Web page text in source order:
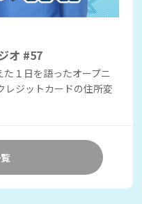
オ #57
１日を語ったオープニ
ジットカードの住所変